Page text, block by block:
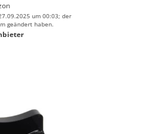
um 00:03; der
geändert haben.